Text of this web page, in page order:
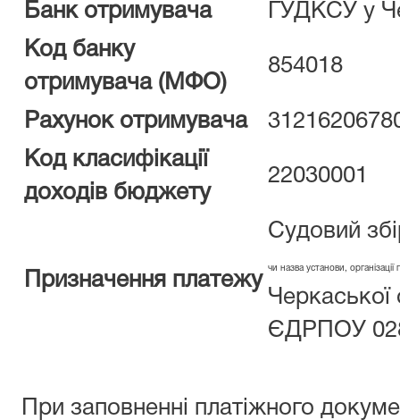
Банк отримувача
ГУДКСУ у
Код банку
отримувача (МФО)
854018
Рахунок отримувача
Код класифікації
доходів бюджету
22030001
Призначення платежу
Судовий
чи назва установи, організації
Черкаської
ЄДРПОУ
При заповненні платіжного